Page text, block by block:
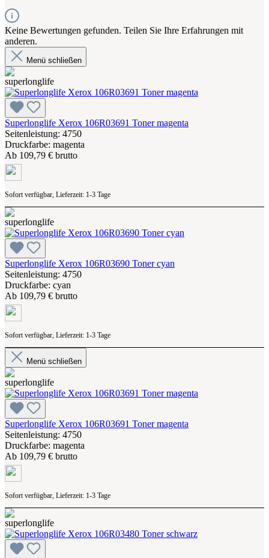
Keine Bewertungen gefunden. Teilen Sie Ihre Erfahrungen mit
anderen.
Menü schließen
Superlonglife Xerox 106R03691 Toner magenta
Seitenleistung: 4750
Druckfarbe: magenta
Ab 109,79 € brutto
Sofort verfügbar, Lieferzeit: 1-3 Tage
Superlonglife Xerox 106R03690 Toner cyan
Seitenleistung: 4750
Druckfarbe: cyan
Ab 109,79 € brutto
Sofort verfügbar, Lieferzeit: 1-3 Tage
Menü schließen
Superlonglife Xerox 106R03691 Toner magenta
Seitenleistung: 4750
Druckfarbe: magenta
Ab 109,79 € brutto
Sofort verfügbar, Lieferzeit: 1-3 Tage